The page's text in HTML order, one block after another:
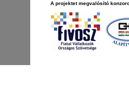
A projektet megvalósító